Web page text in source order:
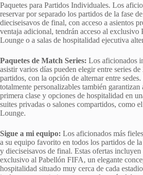
Paquetes para Partidos Individuales. Los
reservar por separado los partidos de la fase
dieciseisavos de final, con acceso a asientos
ventaja adicional, tendrán acceso al exclusivo
Lounge o a salas de hospitalidad ejecutiva
Paquetes de Match Series: Los aficionados
asistir varios días pueden elegir entre series
partidos, con la opción de alternar entre sedes.
totalmente personalizables también garantizan
primera clase y opciones de hospitalidad en
suites privadas o salones compartidos, como
Lounge.
Sigue a mi equipo: Los aficionados más
a su equipo favorito en todos los partidos de
y dieciseisavos de final. Estas ofertas incluyen
exclusivo al Pabellón FIFA, un elegante
hospitalidad situado muy cerca de cada